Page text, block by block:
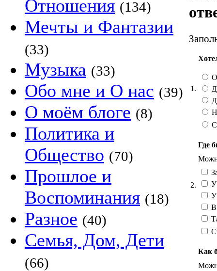
Отношения (134)
Мечты и Фантазии
(33)
Музыка (33)
Обо мне и О нас (39)
О моём блоге (8)
Политика и
Общество (70)
Прошлое и
Воспоминания (18)
Разное (40)
Семья, Дом, Дети
(66)
1.
2.
Где
У
У
В
Как